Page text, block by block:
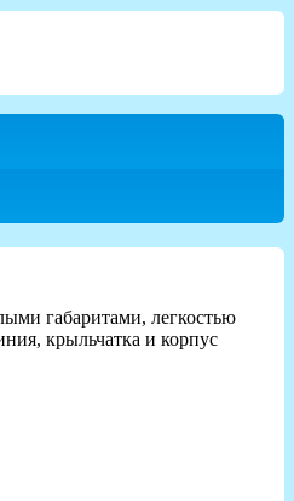
габаритами, легкостью
крыльчатка и корпус